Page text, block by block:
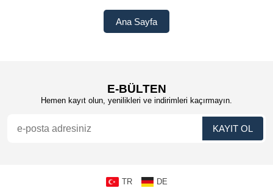
E-BÜLTEN
Hemen kayıt olun, yenilikleri ve indirimleri kaçırmayın.
TR DE